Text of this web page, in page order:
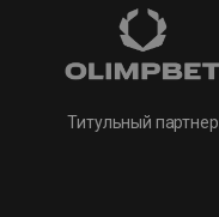
Титульный партнер